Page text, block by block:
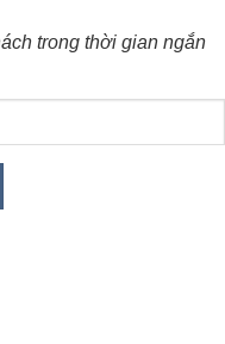
trong thời gian ngắn